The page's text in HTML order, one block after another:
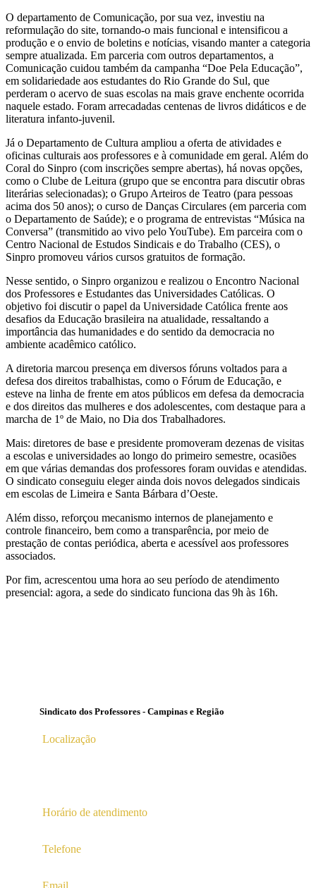
O departamento de Comunicação, por sua vez, investiu na
reformulação do site, tornando-o mais funcional e intensificou a
produção e o envio de boletins e notícias, visando manter a categoria
sempre atualizada. Em parceria com outros departamentos, a
Comunicação cuidou também da campanha “Doe Pela Educação”,
em solidariedade aos estudantes do Rio Grande do Sul, que
perderam o acervo de suas escolas na mais grave enchente ocorrida
naquele estado. Foram arrecadadas centenas de livros didáticos e de
literatura infanto-juvenil.
Já o Departamento de Cultura ampliou a oferta de atividades e
oficinas culturais aos professores e à comunidade em geral. Além do
Coral do Sinpro (com inscrições sempre abertas), há novas opções,
como o Clube de Leitura (grupo que se encontra para discutir obras
literárias selecionadas); o Grupo Arteiros de Teatro (para pessoas
acima dos 50 anos); o curso de Danças Circulares (em parceria com
o Departamento de Saúde); e o programa de entrevistas “Música na
Conversa” (transmitido ao vivo pelo YouTube). Em parceira com o
Centro Nacional de Estudos Sindicais e do Trabalho (CES), o
Sinpro promoveu vários cursos gratuitos de formação.
Nesse sentido, o Sinpro organizou e realizou o Encontro Nacional
dos Professores e Estudantes das Universidades Católicas. O
objetivo foi discutir o papel da Universidade Católica frente aos
desafios da Educação brasileira na atualidade, ressaltando a
importância das humanidades e do sentido da democracia no
ambiente acadêmico católico.
A diretoria marcou presença em diversos fóruns voltados para a
defesa dos direitos trabalhistas, como o Fórum de Educação, e
esteve na linha de frente em atos públicos em defesa da democracia
e dos direitos das mulheres e dos adolescentes, com destaque para a
marcha de 1º de Maio, no Dia dos Trabalhadores.
Mais: diretores de base e presidente promoveram dezenas de visitas
a escolas e universidades ao longo do primeiro semestre, ocasiões
em que várias demandas dos professores foram ouvidas e atendidas.
O sindicato conseguiu eleger ainda dois novos delegados sindicais
em escolas de Limeira e Santa Bárbara d’Oeste.
Além disso, reforçou mecanismo internos de planejamento e
controle financeiro, bem como a transparência, por meio de
prestação de contas periódica, aberta e acessível aos professores
associados.
Por fim, acrescentou uma hora ao seu período de atendimento
presencial: agora, a sede do sindicato funciona das 9h às 16h.
Sindicato dos Professores - Campinas e Região
Localização
Horário de atendimento
Telefone